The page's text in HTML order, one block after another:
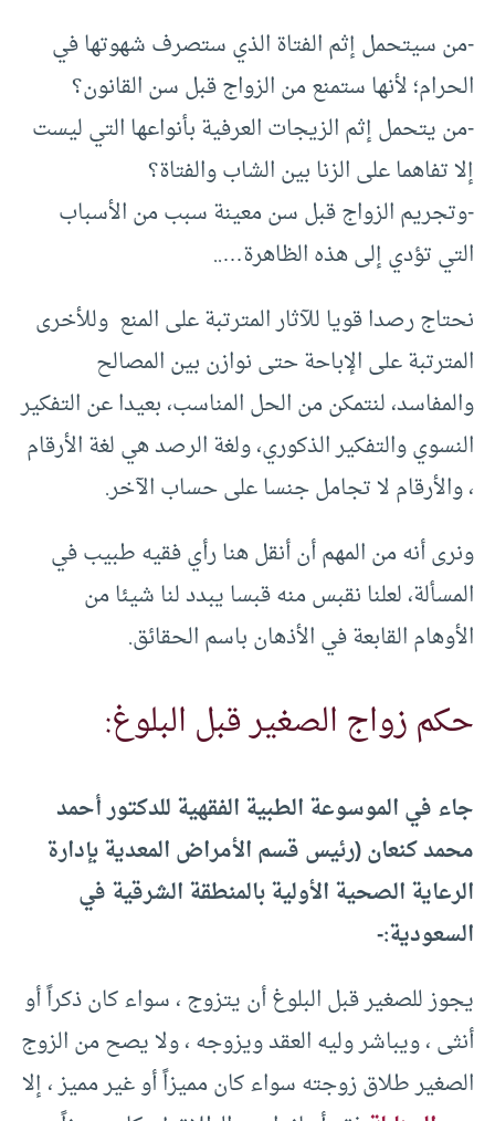
-من سيتحمل إثم الفتاة الذي ستصرف شهوتها في
الحرام؛ لأنها ستمنع من الزواج قبل سن القانون؟
-من يتحمل إثم الزيجات العرفية بأنواعها التي ليست
إلا تفاهما على الزنا بين الشاب والفتاة؟
-وتجريم الزواج قبل سن معينة سبب من الأسباب
التي تؤدي إلى هذه الظاهرة…..
نحتاج رصدا قويا للآثار المترتبة على المنع وللأخرى
المترتبة على الإباحة حتى نوازن بين المصالح
والمفاسد، لنتمكن من الحل المناسب، بعيدا عن التفكير
النسوي والتفكير الذكوري، ولغة الرصد هي لغة الأرقام
، والأرقام لا تجامل جنسا على حساب الآخر.
ونرى أنه من المهم أن أنقل هنا رأي فقيه طبيب في
المسألة، لعلنا نقبس منه قبسا يبدد لنا شيئا من
الأوهام القابعة في الأذهان باسم الحقائق.
حكم زواج الصغير قبل البلوغ:
جاء في الموسوعة الطبية الفقهية للدكتور أحمد
محمد كنعان (رئيس قسم الأمراض المعدية بإدارة
الرعاية الصحية الأولية بالمنطقة الشرقية في
السعودية:-
يجوز للصغير قبل البلوغ أن يتزوج ، سواء كان ذكراً أو
أنثى ، ويباشر وليه العقد ويزوجه ، ولا يصح من الزوج
الصغير طلاق زوجته سواء كان مميزاً أو غير مميز ، إلا